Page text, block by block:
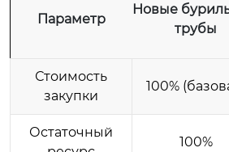
Параметр
Новые
трубы
Стоимость
закупки
100%
Остаточный
100%